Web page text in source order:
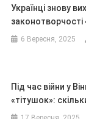
Українці знову
законотворчості
6 Вересня, 2025
Під час війни у
«тітушок»: